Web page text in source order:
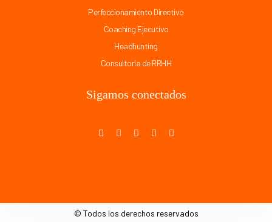
Perfeccionamiento Directivo
Coaching Ejecutivo
Headhunting
Consultoría de RRHH
Sigamos conectados
© Todos los derechos reservados